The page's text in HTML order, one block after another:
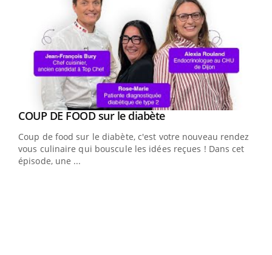
Youtube
COUP DE FOOD sur le diabèteYoutube
Coup de food sur le diabète, c'est votre nouveau rendez-
vous culinaire qui bouscule les idées reçues ! Dans cet
épisode, une ...